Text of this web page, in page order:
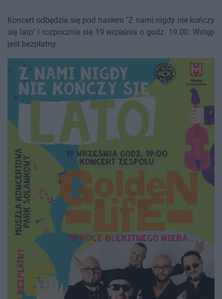
Koncert odbędzie się pod hasłem "Z nami nigdy nie kończy
się lato" i rozpocznie się 19 września o godz. 19.00. Wstęp
jest bezpłatny.